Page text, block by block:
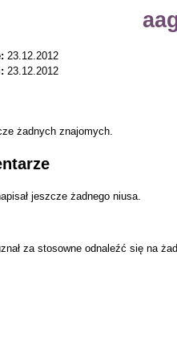
23.12.2012
23.12.2012
żadnych znajomych.
jeszcze żadnego niusa.
za stosowne odnaleźć się na